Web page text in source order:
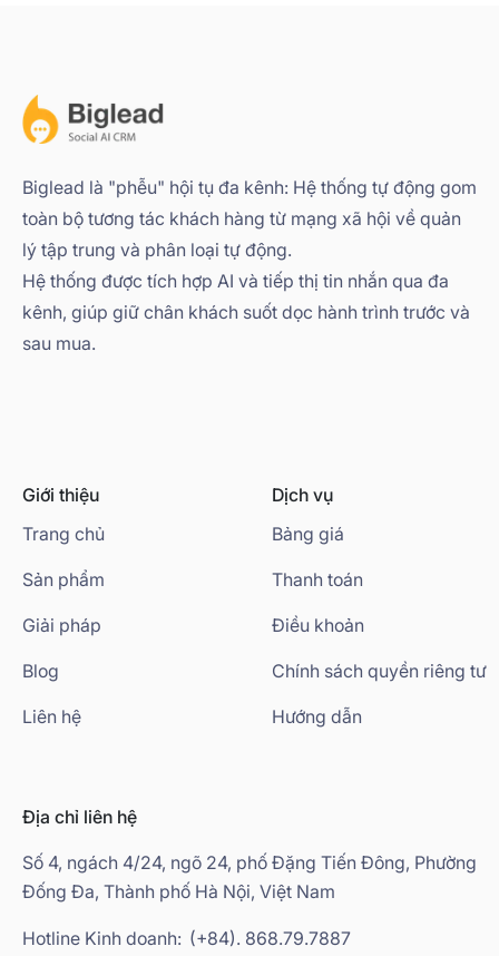
Biglead là "phễu" hội tụ đa kênh: Hệ thống tự động gom
toàn bộ tương tác khách hàng từ mạng xã hội về quản
lý tập trung và phân loại tự động.
Hệ thống được tích hợp AI và tiếp thị tin nhắn qua đa
kênh, giúp giữ chân khách suốt dọc hành trình trước và
sau mua.
Giới thiệu
Trang chủ
Sản phẩm
Giải pháp
Blog
Liên hệ
Dịch vụ
Bảng giá
Thanh toán
Điều khoản
Chính sách quyền riêng tư
Hướng dẫn
Địa chỉ liên hệ
Số 4, ngách 4/24, ngõ 24, phố Đặng Tiến Đông, Phường
Đống Đa, Thành phố Hà Nội, Việt Nam
Hotline Kinh doanh: (+84). 868.79.7887